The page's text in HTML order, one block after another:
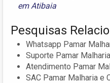
em Atibaia
Pesquisas
Whatsapp Pamar
Suporte Pamar
Atendimento Pamar
SAC Pamar Malharia e